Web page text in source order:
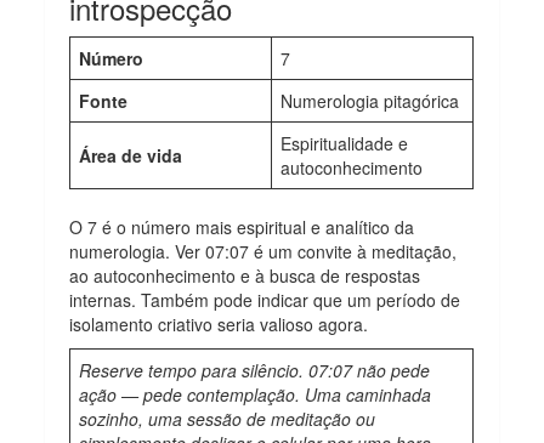
Número
7
Fonte
Numerologia pitagórica
Área de vida
Espiritualidade e
autoconhecimento
O 7 é o número mais espiritual e analítico da
numerologia. Ver 07:07 é um convite à meditação,
ao autoconhecimento e à busca de respostas
internas. Também pode indicar que um período de
isolamento criativo seria valioso agora.
Reserve tempo para silêncio. 07:07 não pede
ação — pede contemplação. Uma caminhada
sozinho, uma sessão de meditação ou